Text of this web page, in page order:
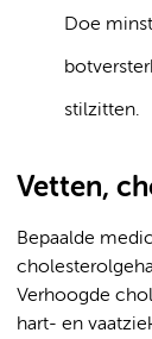
Doe
stilzitten.
Vetten,
Bepaalde
Verhoogde
hart- en